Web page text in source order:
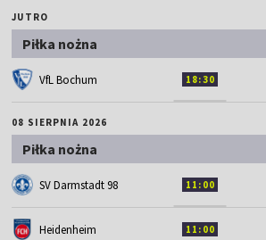
JUTRO
Piłka nożna
VfL Bochum 18:30
08 SIERPNIA 2026
Piłka nożna
SV Darmstadt 98 11:00
Heidenheim 11:00